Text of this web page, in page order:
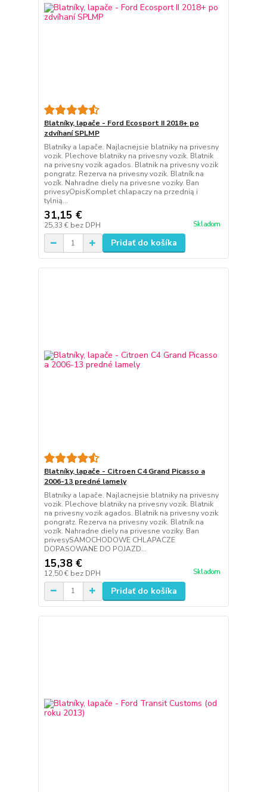
Blatníky, lapače - Ford Ecosport II 2018+ po
zdvíhaní SPLMP
Blatníky a lapače. Najlacnejsie blatniky na privesny
vozik. Plechove blatniky na privesny vozik. Blatnik
na privesny vozik agados. Blatnik na privesny vozik
pongratz. Rezerva na privesny vozik. Blatník na
vozík. Nahradne diely na privesne voziky. Ban
privesyOpisKomplet chlapaczy na przednią i
tylnią...
31,15 €
25,33 € bez DPH Skladom
Pridať do košíka
Blatníky, lapače - Citroen C4 Grand Picasso a
2006-13 predné lamely
Blatníky a lapače. Najlacnejsie blatniky na privesny
vozik. Plechove blatniky na privesny vozik. Blatnik
na privesny vozik agados. Blatnik na privesny vozik
pongratz. Rezerva na privesny vozik. Blatník na
vozík. Nahradne diely na privesne voziky. Ban
privesySAMOCHODOWE CHLAPACZE
DOPASOWANE DO POJAZD...
15,38 €
12,50 € bez DPH Skladom
Pridať do košíka